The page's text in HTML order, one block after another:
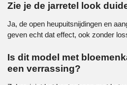
Zie je de jarretel look
Ja, de open heupuitsnijdingen en
geven echt dat effect, ook zonder
Is dit model met
een verrassing?